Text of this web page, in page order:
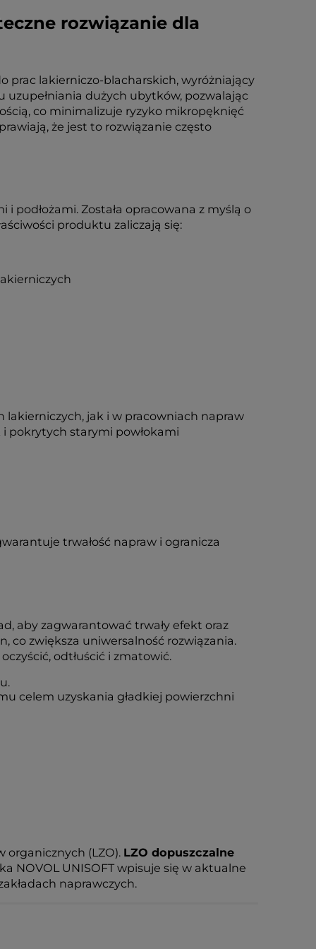
rozwiązanie dla
prac lakierniczo-blacharskich, wyróżniający
dużych ubytków, pozwalając
co minimalizuje ryzyko mikropęknięć
że jest to rozwiązanie często
podłożami. Została opracowana z myślą o
produktu zaliczają się:
lakierniczych, jak i w pracowniach napraw
pokrytych starymi powłokami
trwałość napraw i ogranicza
aby zagwarantować trwały efekt oraz
co zwiększa uniwersalność rozwiązania.
odtłuścić i zmatowić.
celem uzyskania gładkiej powierzchni
(LZO). LZO dopuszczalne
NOVOL UNISOFT wpisuje się w aktualne
naprawczych.